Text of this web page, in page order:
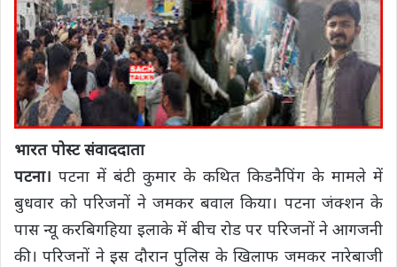
भारत पोस्ट संवाददाता
पटना। पटना में बंटी कुमार के कथित किडनैपिंग के मामले में
बुधवार को परिजनों ने जमकर बवाल किया। पटना जंक्शन के
पास न्यू करबिगहिया इलाके में बीच रोड पर परिजनों ने आगजनी
की। परिजनों ने इस दौरान पुलिस के खिलाफ जमकर नारेबाजी